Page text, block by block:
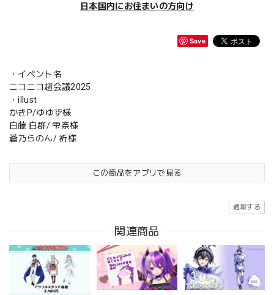
日本国内にお住まいの方向け
Save
・イベント名
ニコニコ超会議2025
・illust
かきP/ゆゆず様
白藤 白群/ 雫奈様
蒼乃らのん/ 祈様
この商品をアプリで見る
通報する
関連商品